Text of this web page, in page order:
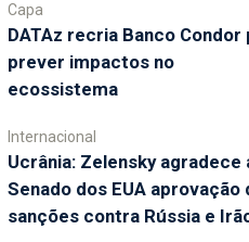
Capa
DATAz recria Banco Condor
prever impactos no
ecossistema
Internacional
Ucrânia: Zelensky agradece
Senado dos EUA aprovação
sanções contra Rússia e